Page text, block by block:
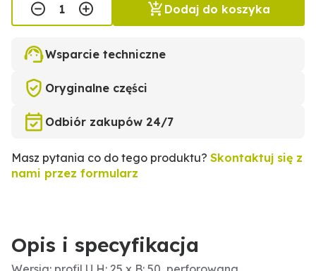
Dodaj do koszyka
Wsparcie techniczne
Oryginalne części
Odbiór zakupów 24/7
Masz pytania co do tego produktu? Skontaktuj się z
nami przez formularz
Opis i specyfikacja